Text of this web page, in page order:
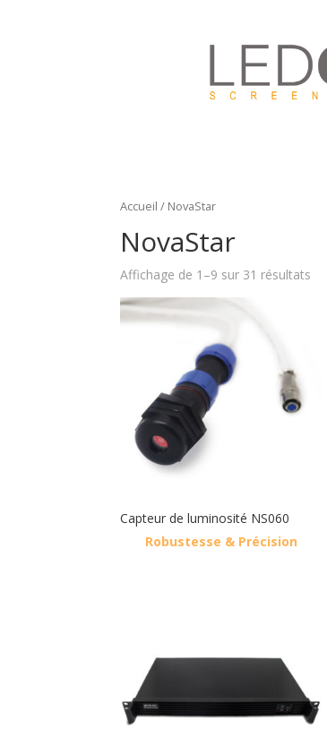
Accueil / NovaStar
NovaStar
Affichage de 1–9 sur 31 résultats
Capteur de luminosité NS060
Robustesse & Précision